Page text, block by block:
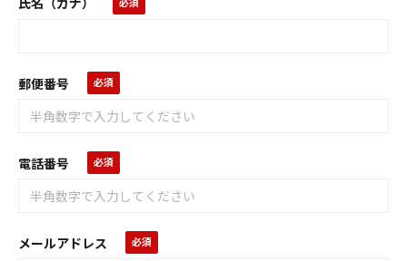
郵便番号
電話番号
メールアドレス